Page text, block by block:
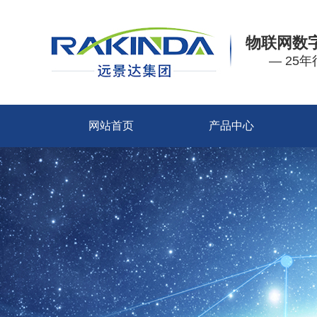
物联网数
— 25年
网站首页 产品中心